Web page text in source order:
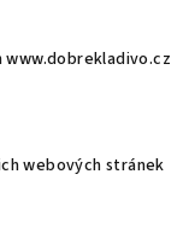
webových stránek